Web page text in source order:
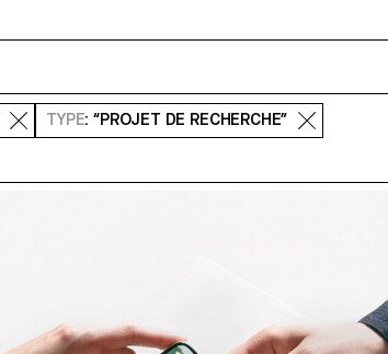
TYPE: “PROJET DE RECHERCHE”